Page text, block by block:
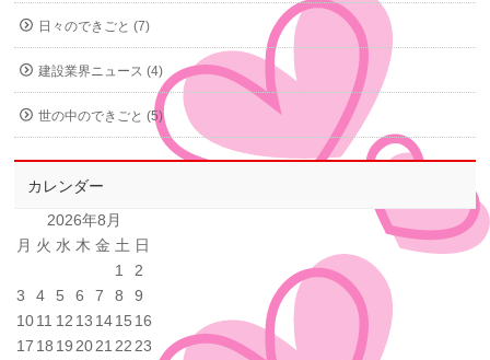
日々のできごと (7)
建設業界ニュース (4)
世の中のできごと (5)
カレンダー
2026年8月
月 火 水 木 金 土 日
1
2
3
4 5 6 7 8
9
1011 12 13 1415 16
17 18 19 2021 22 23